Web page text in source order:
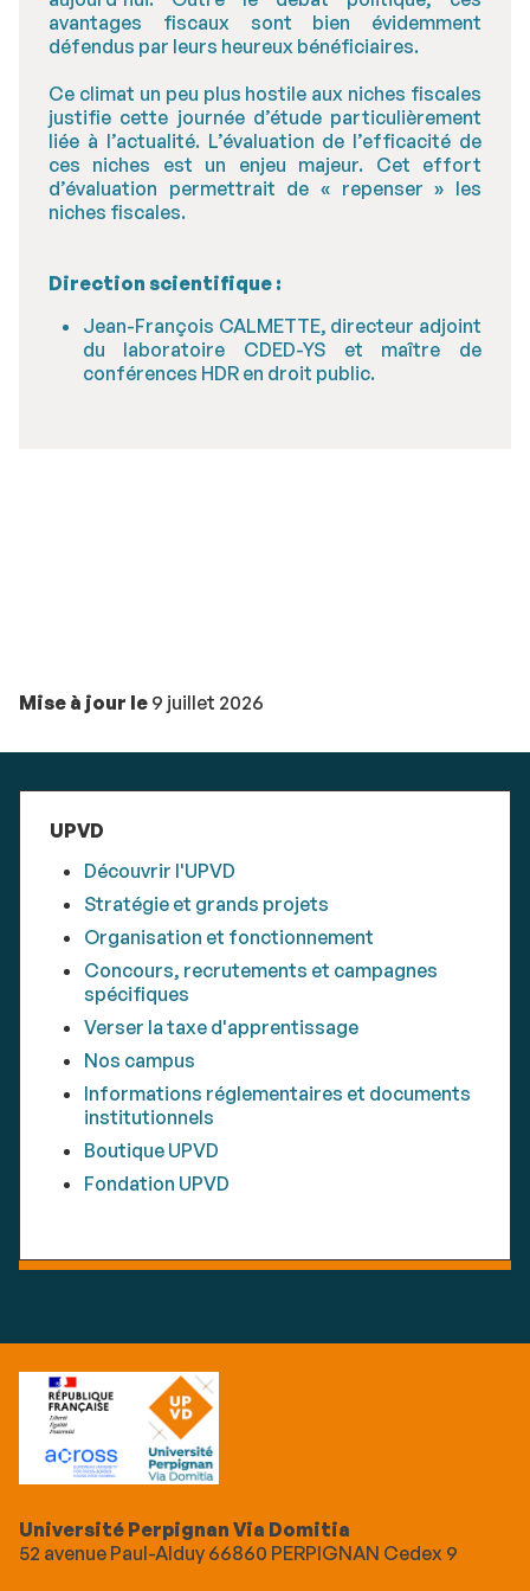
avantages fiscaux sont bien évidemment
défendus par leurs heureux bénéficiaires.
Ce climat un peu plus hostile aux niches fiscales
justifie cette journée d’étude particulièrement
liée à l’actualité. L’évaluation de l’efficacité de
ces niches est un enjeu majeur. Cet effort
d’évaluation permettrait de « repenser » les
niches fiscales.
Direction scientifique :
Jean-François CALMETTE, directeur adjoint
du laboratoire CDED-YS et maître de
conférences HDR en droit public.
Mise à jour le 9 juillet 2026
UPVD
Découvrir l'UPVD
Stratégie et grands projets
Organisation et fonctionnement
Concours, recrutements et campagnes
spécifiques
Verser la taxe d'apprentissage
Nos campus
Informations réglementaires et documents
institutionnels
Boutique UPVD
Fondation UPVD
Université Perpignan Via Domitia
52 avenue Paul-Alduy 66860 PERPIGNAN Cedex 9